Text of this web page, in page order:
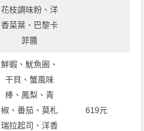
花枝調味粉、洋
香菜葉、巴黎卡
菲醬
鮮蝦、魷魚圈、
干貝、蟹風味
棒、鳳梨、青
椒、番茄、莫札
瑞拉起司、洋香
619元